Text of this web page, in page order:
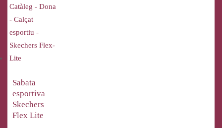
Sabata
esportiva
Skechers
Flex Lite